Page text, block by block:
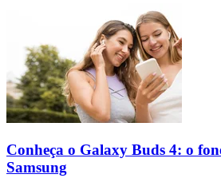
Conheça o Galaxy Buds 4: o
Samsung